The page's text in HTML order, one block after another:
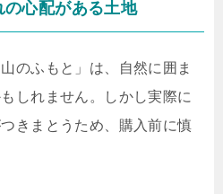
心配がある土地
のふもと」は、自然に囲ま
しれません。しかし実際に
きまとうため、購入前に慎